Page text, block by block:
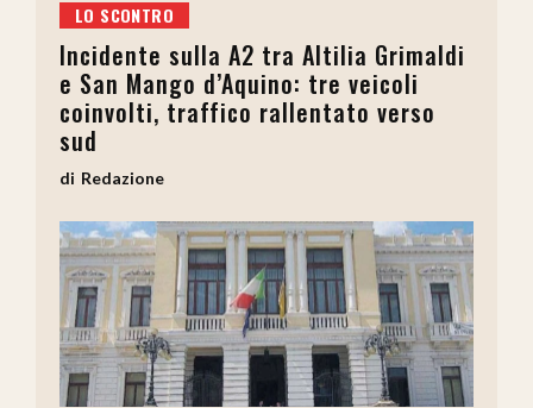
LO SCONTRO
Incidente sulla A2 tra Altilia Grimaldi
e San Mango d’Aquino: tre veicoli
coinvolti, traffico rallentato verso
sud
Redazione